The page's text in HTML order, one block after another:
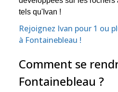
tels qu'Ivan !
Rejoignez Ivan pour 1 ou
à Fontainebleau !
Comment se
Fontainebleau ?